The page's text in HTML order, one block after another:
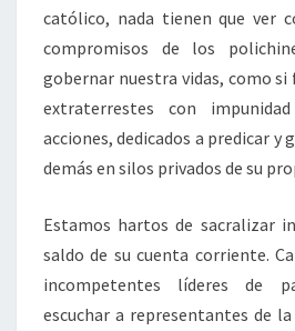
católico, nada tienen que ver
compromisos de los
gobernar nuestra vidas, como
extraterrestes con
acciones, dedicados a predicar y
demás en silos privados de su
Estamos hartos de sacralizar
saldo de su cuenta corriente.
incompetentes líderes de
escuchar a representantes de la